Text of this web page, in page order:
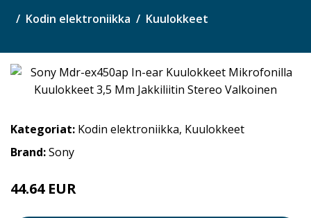
Kodin elektroniikka Kuulokkeet
Kategoriat: Kodin elektroniikka, Kuulokkeet
Brand:Sony
44.64 EUR